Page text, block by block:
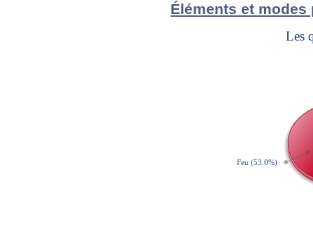
Éléments et modes